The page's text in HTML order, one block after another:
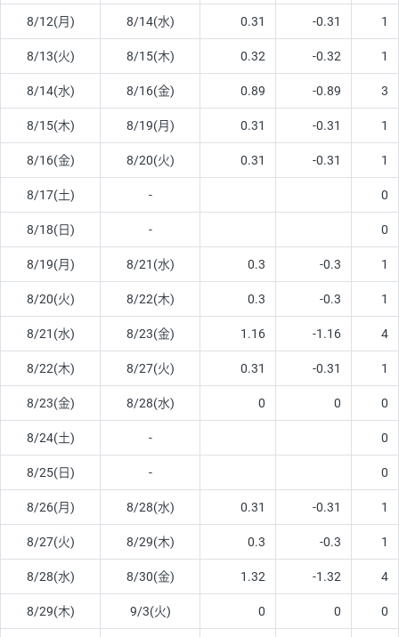
8/12(月) 8/14(水) 0.31 -0.31 1
8/13(火) 8/15(木) 0.32 -0.32 1
8/14(水) 8/16(金) 0.89 -0.89 3
8/15(木) 8/19(月) 0.31 -0.31 1
8/16(金) 8/20(火) 0.31 -0.31 1
8/17(土) - 0
8/18(日) - 0
8/19(月) 8/21(水) 0.3 -0.3 1
8/20(火) 8/22(木) 0.3 -0.3 1
8/21(水) 8/23(金) 1.16 -1.16 4
8/22(木) 8/27(火) 0.31 -0.31 1
8/23(金) 8/28(水) 0 0 0
8/24(土) - 0
8/25(日) - 0
8/26(月) 8/28(水) 0.31 -0.31 1
8/27(火) 8/29(木) 0.3 -0.3 1
8/28(水) 8/30(金) 1.32 -1.32 4
8/29(木) 9/3(火) 0 0 0